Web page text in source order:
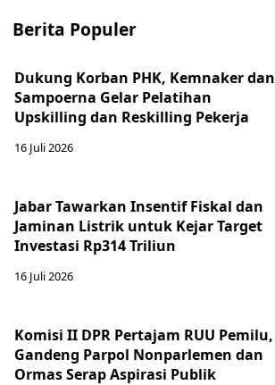
Berita Populer
Dukung Korban PHK, Kemnaker dan
Sampoerna Gelar Pelatihan
Upskilling dan Reskilling Pekerja
16 Juli 2026
Jabar Tawarkan Insentif Fiskal dan
Jaminan Listrik untuk Kejar Target
Investasi Rp314 Triliun
16 Juli 2026
Komisi II DPR Pertajam RUU Pemilu,
Gandeng Parpol Nonparlemen dan
Ormas Serap Aspirasi Publik